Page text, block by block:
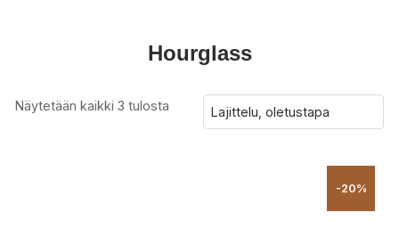
Hourglass
Näytetään kaikki 3 tulosta
-20%